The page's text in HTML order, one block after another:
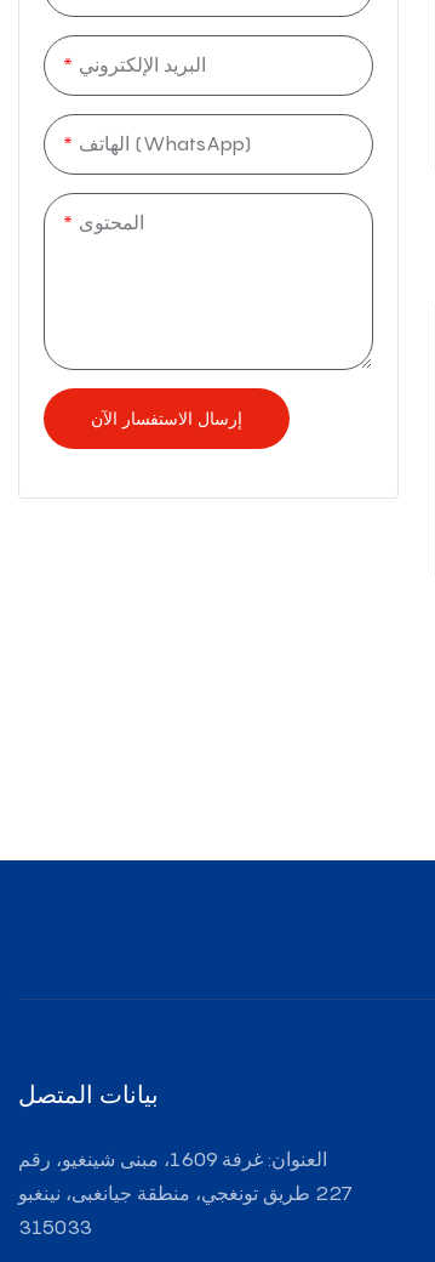
البريد الإلكتروني
الهاتف (WhatsApp)
المحتوى
إرسال الاستفسار الآن
بيانات المتصل
العنوان: غرفة 1609، مبنى شينغيو، رقم
227 طريق تونغجي، منطقة جيانغبى، نينغبو
315033